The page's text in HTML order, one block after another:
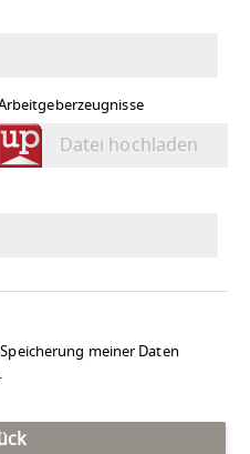
Datei hochladen
meiner Daten
.